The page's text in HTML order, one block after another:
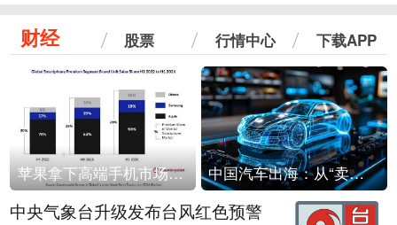
财经 股票 行情中心 下载APP
苹果拿下高端手机市场65%的份额：iPhone 17系列功不可没 中国汽车出海：从“卖出去”到“走进去”
中央气象台升级发布台风红色预警